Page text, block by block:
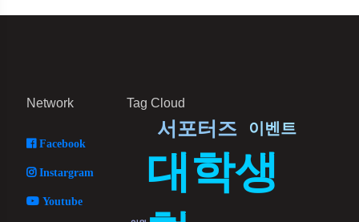
Network
Facebook
Instargram
Youtube
Tag Cloud
대학생
서포터즈 이벤트